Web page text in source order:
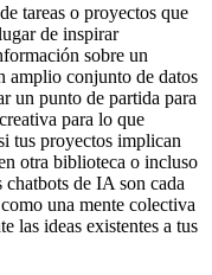
tareas o proyectos que
de inspirar
sobre un
amplio conjunto de datos
un punto de partida para
para lo que
tus proyectos implican
otra biblioteca o incluso
de IA son cada
una mente colectiva
las ideas existentes a tus